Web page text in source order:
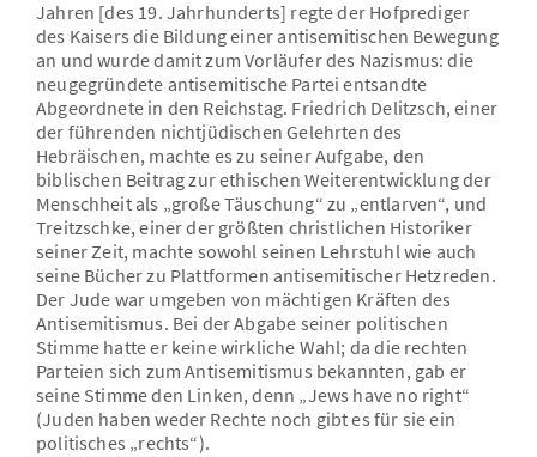
Jahren [des 19. Jahrhunderts] regte der Hofprediger
des Kaisers die Bildung einer antisemitischen Bewegung
an und wurde damit zum Vorläufer des Nazismus: die
neugegründete antisemitische Partei entsandte
Abgeordnete in den Reichstag. Friedrich Delitzsch, einer
der führenden nichtjüdischen Gelehrten des
Hebräischen, machte es zu seiner Aufgabe, den
biblischen Beitrag zur ethischen Weiterentwicklung der
Menschheit als „große Täuschung“ zu „entlarven“, und
Treitzschke, einer der größten christlichen Historiker
seiner Zeit, machte sowohl seinen Lehrstuhl wie auch
seine Bücher zu Plattformen antisemitischer Hetzreden.
Der Jude war umgeben von mächtigen Kräften des
Antisemitismus. Bei der Abgabe seiner politischen
Stimme hatte er keine wirkliche Wahl; da die rechten
Parteien sich zum Antisemitismus bekannten, gab er
seine Stimme den Linken, denn „Jews have no right“
(Juden haben weder Rechte noch gibt es für sie ein
politisches „rechts“).